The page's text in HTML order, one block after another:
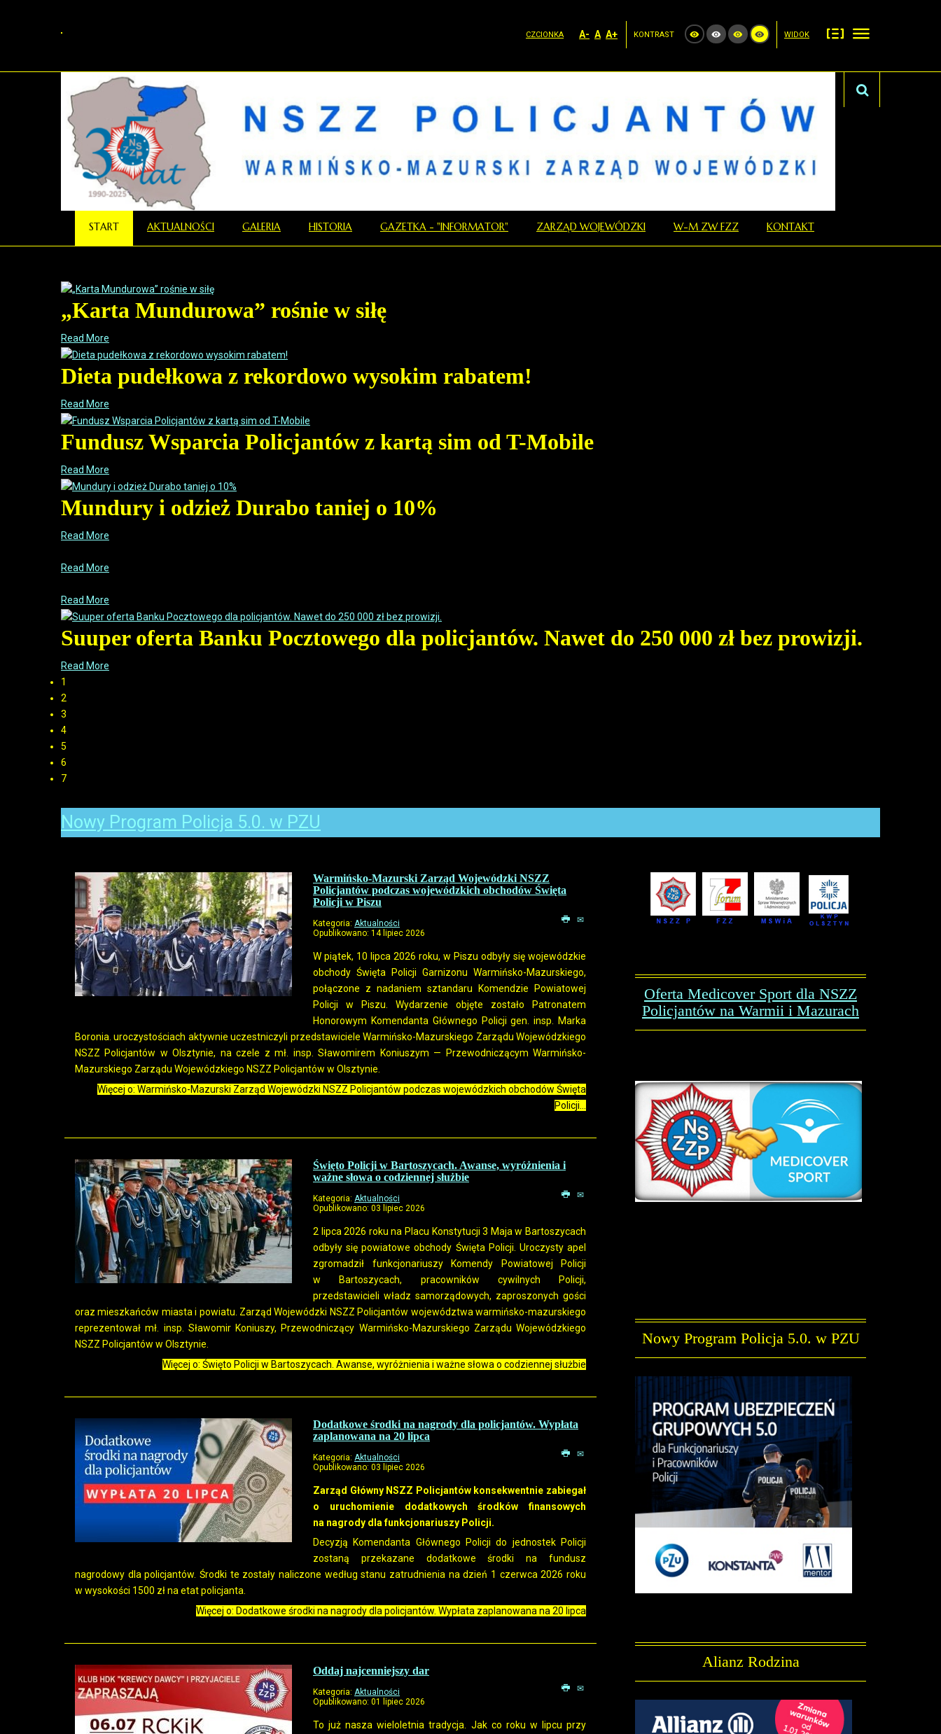
CZCIONKA A- A A+ KONTRAST WIDOK
START AKTUALNOŚCI GALERIA HISTORIA GAZETKA - "INFORMATOR" ZARZĄD WOJEWÓDZKI W-M ZW FZZ KONTAKT
„Karta Mundurowa” rośnie w siłę
Read More
Dieta pudełkowa z rekordowo wysokim rabatem!
Read More
Fundusz Wsparcia Policjantów z kartą sim od T-Mobile
Read More
Mundury i odzież Durabo taniej o 10%
Read More
Read More
Read More
Suuper oferta Banku Pocztowego dla policjantów. Nawet do 250 000 zł bez prowizji.
Read More
1
2
3
4
5
6
7
Nowy Program Policja 5.0. w PZU
Warmińsko-Mazurski Zarząd Wojewódzki NSZZ
Policjantów podczas wojewódzkich obchodów Święta
Policji w Piszu
Kategoria: Aktualności
Opublikowano: 14 lipiec 2026
W piątek, 10 lipca 2026 roku, w Piszu odbyły się wojewódzkie
obchody Święta Policji Garnizonu Warmińsko-Mazurskiego,
połączone z nadaniem sztandaru Komendzie Powiatowej
Policji w Piszu. Wydarzenie objęte zostało Patronatem
Honorowym Komendanta Głównego Policji gen. insp. Marka
Boronia. uroczystościach aktywnie uczestniczyli przedstawiciele Warmińsko-Mazurskiego Zarządu Wojewódzkiego
NSZZ Policjantów w Olsztynie, na czele z mł. insp. Sławomirem Koniuszym — Przewodniczącym Warmińsko-
Mazurskiego Zarządu Wojewódzkiego NSZZ Policjantów w Olsztynie.
Więcej o: Warmińsko-Mazurski Zarząd Wojewódzki NSZZ Policjantów podczas wojewódzkich obchodów Święta
Policji...
Święto Policji w Bartoszycach. Awanse, wyróżnienia i
ważne słowa o codziennej służbie
Kategoria: Aktualności
Opublikowano: 03 lipiec 2026
2 lipca 2026 roku na Placu Konstytucji 3 Maja w Bartoszycach
odbyły się powiatowe obchody Święta Policji. Uroczysty apel
zgromadził funkcjonariuszy Komendy Powiatowej Policji
w Bartoszycach, pracowników cywilnych Policji,
przedstawicieli władz samorządowych, zaproszonych gości
oraz mieszkańców miasta i powiatu. Zarząd Wojewódzki NSZZ Policjantów województwa warmińsko-mazurskiego
reprezentował mł. insp. Sławomir Koniuszy, Przewodniczący Warmińsko-Mazurskiego Zarządu Wojewódzkiego
NSZZ Policjantów w Olsztynie.
Więcej o: Święto Policji w Bartoszycach. Awanse, wyróżnienia i ważne słowa o codziennej służbie
Dodatkowe środki na nagrody dla policjantów. Wypłata
zaplanowana na 20 lipca
Kategoria: Aktualności
Opublikowano: 03 lipiec 2026
Zarząd Główny NSZZ Policjantów konsekwentnie zabiegał
o uruchomienie dodatkowych środków finansowych
na nagrody dla funkcjonariuszy Policji.
Decyzją Komendanta Głównego Policji do jednostek Policji
zostaną przekazane dodatkowe środki na fundusz
nagrodowy dla policjantów. Środki te zostały naliczone według stanu zatrudnienia na dzień 1 czerwca 2026 roku
w wysokości 1500 zł na etat policjanta.
Więcej o: Dodatkowe środki na nagrody dla policjantów. Wypłata zaplanowana na 20 lipca
Oddaj najcenniejszy dar
Kategoria: Aktualności
Opublikowano: 01 lipiec 2026
To już nasza wieloletnia tradycja. Jak co roku w lipcu przy
Oferta Medicover Sport dla NSZZ
Policjantów na Warmii i Mazurach
Nowy Program Policja 5.0. w PZU
Alianz Rodzina